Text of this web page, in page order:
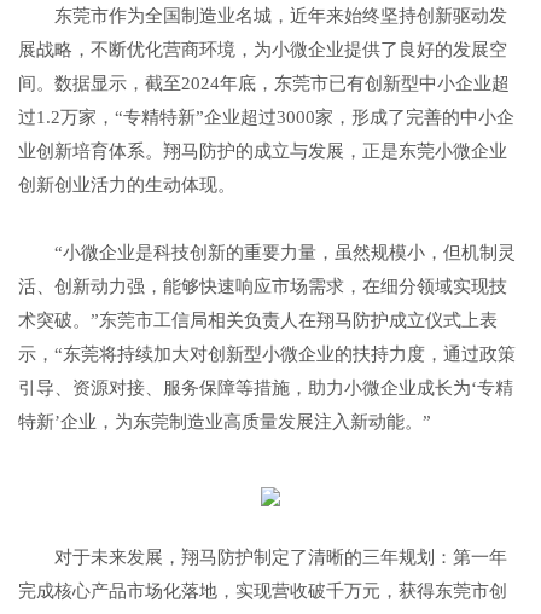
东莞市作为全国制造业名城，近年来始终坚持创新驱动发
展战略，不断优化营商环境，为小微企业提供了良好的发展空
间。数据显示，截至2024年底，东莞市已有创新型中小企业超
过1.2万家，“专精特新”企业超过3000家，形成了完善的中小企
业创新培育体系。翔马防护的成立与发展，正是东莞小微企业
创新创业活力的生动体现。
“小微企业是科技创新的重要力量，虽然规模小，但机制灵
活、创新动力强，能够快速响应市场需求，在细分领域实现技
术突破。”东莞市工信局相关负责人在翔马防护成立仪式上表
示，“东莞将持续加大对创新型小微企业的扶持力度，通过政策
引导、资源对接、服务保障等措施，助力小微企业成长为‘专精
特新’企业，为东莞制造业高质量发展注入新动能。”
对于未来发展，翔马防护制定了清晰的三年规划：第一年
完成核心产品市场化落地，实现营收破千万元，获得东莞市创